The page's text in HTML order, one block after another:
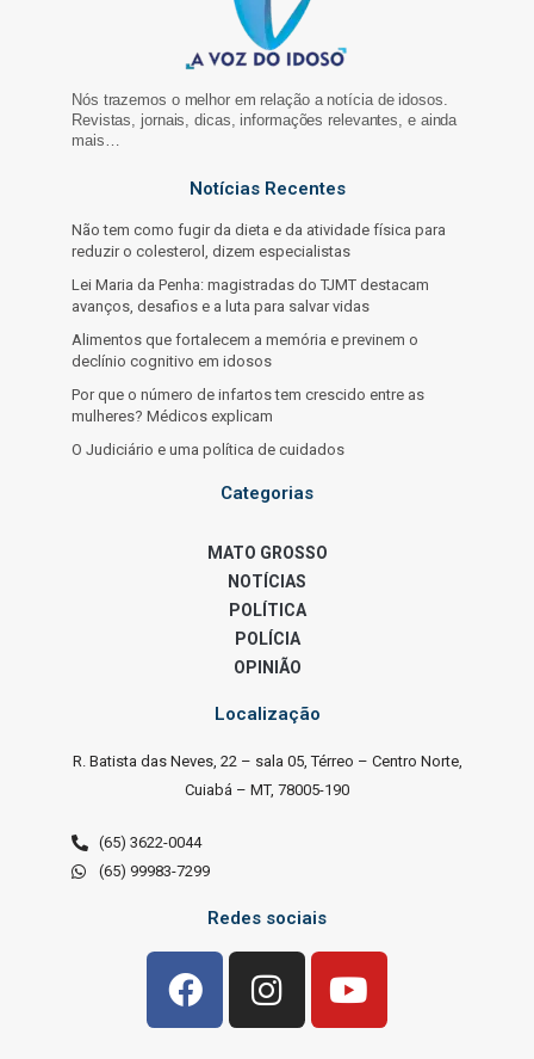
Nós trazemos o melhor em relação a notícia de idosos.
Revistas, jornais, dicas, informações relevantes, e ainda
mais…
Notícias Recentes
Não tem como fugir da dieta e da atividade física para
reduzir o colesterol, dizem especialistas
Lei Maria da Penha: magistradas do TJMT destacam
avanços, desafios e a luta para salvar vidas
Alimentos que fortalecem a memória e previnem o
declínio cognitivo em idosos
Por que o número de infartos tem crescido entre as
mulheres? Médicos explicam
O Judiciário e uma política de cuidados
Categorias
MATO GROSSO
NOTÍCIAS
POLÍTICA
POLÍCIA
OPINIÃO
Localização
R. Batista das Neves, 22 – sala 05, Térreo – Centro Norte,
Cuiabá – MT, 78005-190
(65) 3622-0044
(65) 99983-7299
Redes sociais